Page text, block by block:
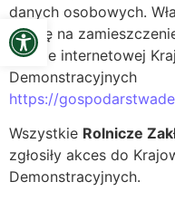
Open toolbar
danych osobowych.
zgodę na
stronie internetowej
Demonstracyjnych
https://
Wszystkie Rolnicze
zgłosiły akces do
Demonstracyjnych.